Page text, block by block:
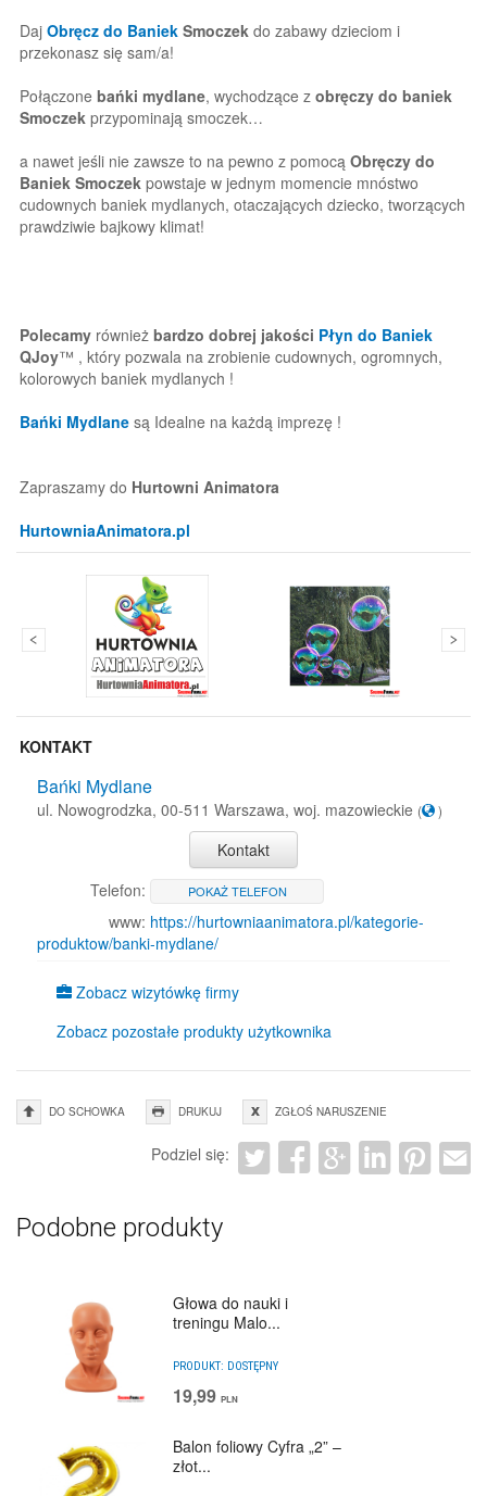
Daj Obręcz do Baniek Smoczek do zabawy dzieciom i
przekonasz się sam/a!
Połączone bańki mydlane, wychodzące z obręczy do baniek
Smoczek przypominają smoczek…
a nawet jeśli nie zawsze to na pewno z pomocą Obręczy do
Baniek Smoczek powstaje w jednym momencie mnóstwo
cudownych baniek mydlanych, otaczających dziecko, tworzących
prawdziwie bajkowy klimat!
Polecamy również bardzo dobrej jakości Płyn do Baniek
QJoy™ , który pozwala na zrobienie cudownych, ogromnych,
kolorowych baniek mydlanych !
Bańki Mydlane są Idealne na każdą imprezę !
Zapraszamy do Hurtowni Animatora
HurtowniaAnimatora.pl
KONTAKT
Bańki Mydlane
ul. Nowogrodzka, 00-511 Warszawa, woj. mazowieckie ( )
Kontakt
Telefon:
POKAŻ TELEFON
www: https://hurtowniaanimatora.pl/kategorie-
produktow/banki-mydlane/
Zobacz wizytówkę firmy
Zobacz pozostałe produkty użytkownika
DO SCHOWKA DRUKUJ ZGŁOŚ NARUSZENIE
Podziel się:
Podobne produkty
Głowa do nauki i
treningu Malo...
PRODUKT: DOSTĘPNY
19,99 PLN
Balon foliowy Cyfra „2” –
złot...